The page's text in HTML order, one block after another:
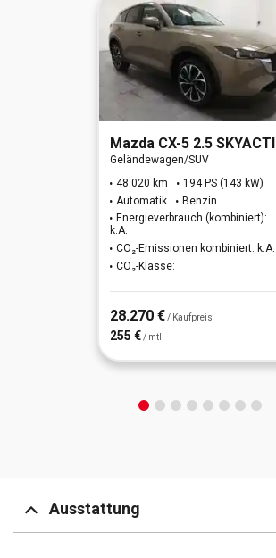
Mazda CX-5 2.5 SKYACTIV-G 194 Sports-Line AWD (EURO 6d)
Geländewagen/SUV
48.020 km
194 PS (143 kW)
Automatik
Benzin
Energieverbrauch (kombiniert):
k.A.
CO₂-Emissionen kombiniert: k.A.
CO₂-Klasse:
28.270 € / Kaufpreis
255 € / mtl
Ausstattung